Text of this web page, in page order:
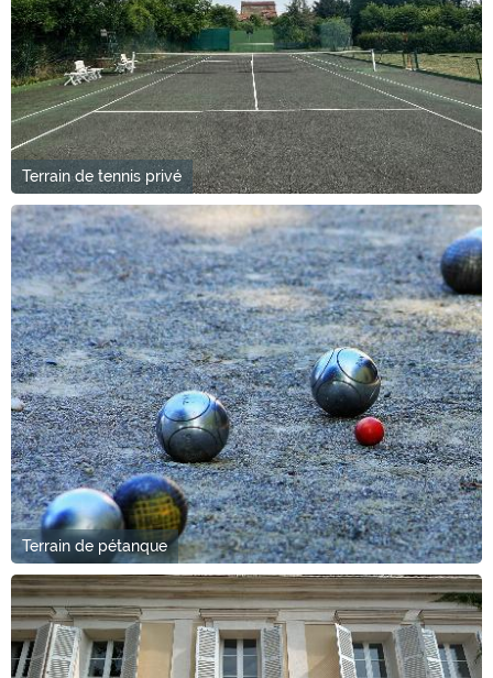
Terrain de tennis privé
Terrain de pétanque